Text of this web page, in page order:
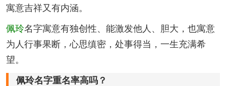
寓意吉祥又有内涵。
佩玲名字寓意有独创性、能激发他人、胆大，也寓意
为人行事果断，心思缜密，处事得当，一生充满希
望。
佩玲名字重名率高吗？